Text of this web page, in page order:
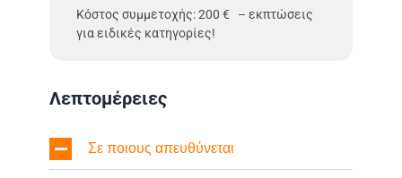
Κόστος συμμετοχής: 200 € – εκπτώσεις
για ειδικές κατηγορίες!
Λεπτομέρειες
Σε ποιους απευθύνεται